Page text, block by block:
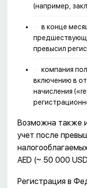
(например,
в конце
превысил
компания
включению в
начисления
Возможна также
учет после
AED (~ 50 000
Регистрация в